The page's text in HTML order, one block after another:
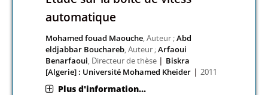
automatique
Mohamed fouad Maouche, Auteur ;Abd
eldjabbar Bouchareb, Auteur ;Arfaoui
Benarfaoui, Directeur de thèse | Biskra
[Algerie] : Université Mohamed Kheider |2011
Plus d'information...